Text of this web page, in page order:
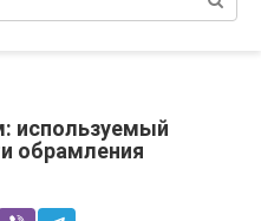
используемый
обрамления